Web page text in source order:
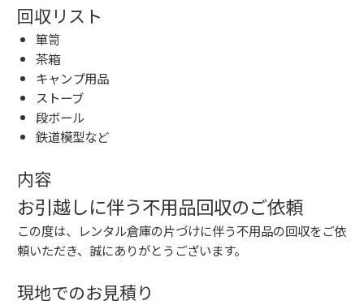
回収リスト
箪笥
茶箱
キャンプ用品
ストーブ
段ボール
鉄道模型など
内容
お引越しに伴う不用品回収のご依頼
この度は、レンタル倉庫の片づけに伴う不用品の回収をご依
頼いただき、誠にありがとうございます。
現地でのお見積り